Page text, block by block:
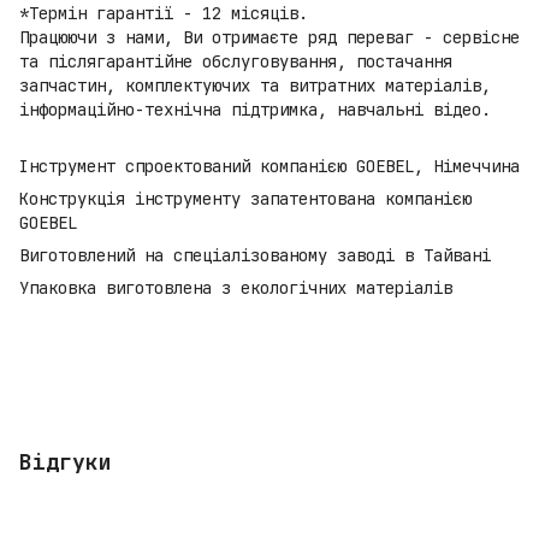
*Термін гарантії - 12 місяців.
Працюючи з нами, Ви отримаєте ряд переваг - сервісне
та післягарантійне обслуговування, постачання
запчастин, комплектуючих та витратних матеріалів,
інформаційно-технічна підтримка, навчальні відео.
Інструмент спроектований компанією GOEBEL, Німеччина
Конструкція інструменту запатентована компанією
GOEBEL
Виготовлений на спеціалізованому заводі в Тайвані
Упаковка виготовлена з екологічних матеріалів
Відгуки